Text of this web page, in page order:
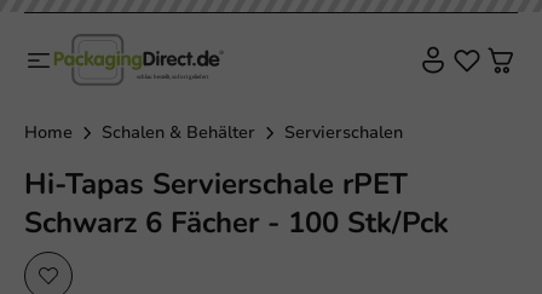
Home Schalen & Behälter Servierschalen
Hi-Tapas Servierschale rPET
Schwarz 6 Fächer - 100 Stk/Pck